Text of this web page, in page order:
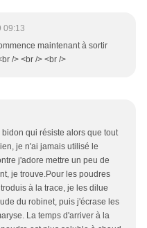
09:13
maintenant à sortir
/> <br /> <br />
qui résiste alors que tout
je n'ai jamais utilisé le
j'adore mettre un peu de
je trouve.Pour les poudres
à la trace, je les dilue
du robinet, puis j'écrase les
La temps d'arriver à la